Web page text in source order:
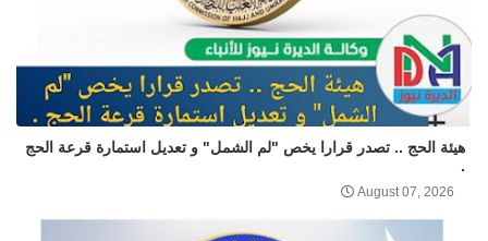
هيئة الحج .. تصدر قرارا يخص "لم الشمل" و تعديل استمارة قرعة الحج
.
August 07, 2026